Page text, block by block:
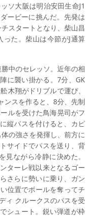
ソ大阪は明治安田生命J1
ービーに挑んだ。先発は
スタートとなり、柴山昌
た。柴山は今節がJ通算
中のセレッソ。近年の相
に襲い掛かる。7分、GK
木翔がドリブルで運び、
ンスを作ると、8分、先制
ルを受けた鳥海晃司がフ
縦パスを付けると、カピ
の強さを発揮し、前方に
サイドでパスを送り、背
ながら冷静に決めた。
ターレ戦以来となるゴー
さらに勢いに乗り、ガン
位置でボールを奪ってチ
ィ クルークスのパスを受
シュート。鋭い弾道が枠